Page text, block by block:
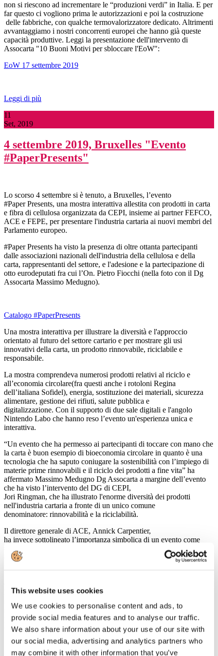
This website uses cookies
We use cookies to personalise content and ads, to
provide social media features and to analyse our traffic.
We also share information about your use of our site with
our social media, advertising and analytics partners who
may combine it with other information that you’ve
non si riescono ad incrementare le “produzioni verdi” in Italia. E per
far questo ci vogliono prima le autorizzazioni e poi la costruzione
delle fabbriche, con qualche termovalorizzatore dedicato. Altrimenti
avvantaggiamo i nostri concorrenti europei che hanno già queste
capacità produttive. Leggi la presentazione dell'intervento di
Assocarta "10 Buoni Motivi per sbloccare l'EoW":
EoW 17 settembre 2019
Leggi di più
11
Set, 2019
4 settembre 2019, Bruxelles "Evento
#PaperPresents"
Lo scorso 4 settembre si è tenuto, a Bruxelles, l’evento
#Paper Presents, una mostra interattiva allestita con prodotti in carta
e fibra di cellulosa organizzata da CEPI, insieme ai partner FEFCO,
ACE e FEPE, per presentare l'industria cartaria ai nuovi membri del
Parlamento europeo.
#Paper Presents ha visto la presenza di oltre ottanta partecipanti
dalle associazioni nazionali dell'industria della cellulosa e della
carta, rappresentanti del settore, e l'adesione e la partecipazione di
otto eurodeputati fra cui l’On. Pietro Fiocchi (nella foto con il Dg
Assocarta Massimo Medugno).
Catalogo #PaperPresents
Una mostra interattiva per illustrare la diversità e l'approccio
orientato al futuro del settore cartario e per mostrare gli usi
innovativi della carta, un prodotto rinnovabile, riciclabile e
responsabile.
La mostra comprendeva numerosi prodotti relativi al riciclo e
all’economia circolare(fra questi anche i rotoloni Regina
dell’italiana Sofidel), energia, sostituzione dei materiali, sicurezza
alimentare, gestione dei rifiuti, salute pubblica e
digitalizzazione. Con il supporto di due sale digitali e l'angolo
Nintendo Labo che hanno reso l’evento un'esperienza unica e
interattiva.
“Un evento che ha permesso ai partecipanti di toccare con mano che
la carta è buon esempio di bioeconomia circolare in quanto è una
tecnologia che ha saputo coniugare la sostenibilità con l’impiego di
materie prime rinnovabili e il riciclo dei prodotti a fine vita” ha
affermato Massimo Medugno Dg Assocarta a margine dell’evento
che ha visto l’intervento del DG di CEPI,
Jori Ringman, che ha illustrato l'enorme diversità dei prodotti
nell'industria cartaria a fronte di un unico comune
denominatore: rinnovabilità e la riciclabilità.
Il direttore generale di ACE, Annick Carpentier,
ha invece sottolineato l’importanza simbolica di un evento come
#PaperPresents che illustra l’ impegno nella gestione sostenibile
delle foreste di tutta la filiera cartaria e forestale. “Le foreste europee
livello europeo, prenderà il via anche in Italia nel corso del mese di
settembre. CEPI, FEFCO, ACE e FEPE nel corso dell’evento si
sono inoltre impegnati a piantare un albero per ognuno dei
partecipanti a #PaperPresents.http://www.cepi.org/paper_presents
(clicca sul link per vedere il video)